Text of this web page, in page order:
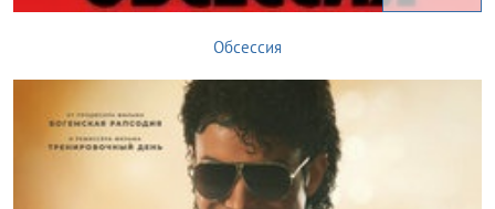
Обсессия